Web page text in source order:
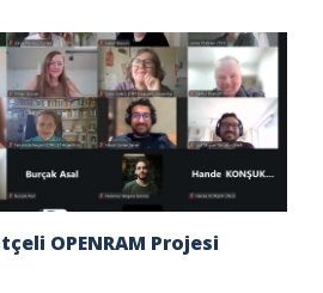
OPENRAM Projesi